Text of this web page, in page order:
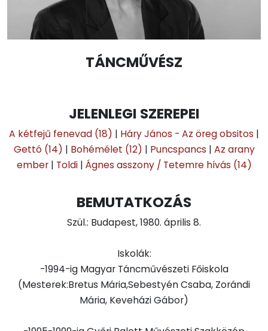
TÁNCMŰVÉSZ
JELENLEGI SZEREPEI
A kétfejű fenevad (18) | Háry János - Az öreg obsitos |
Gettó (14) | Bohémélet (12) | Puncspancs | Az arany
ember| Toldi| Ágnes asszony / Tetemre hívás (14)
BEMUTATKOZÁS
Szül.: Budapest, 1980. április 8.
Iskolák:
-1994-ig Magyar Táncművészeti Főiskola
(Mesterek:Bretus Mária,Sebestyén Csaba, Zorándi
Mária, Keveházi Gábor)